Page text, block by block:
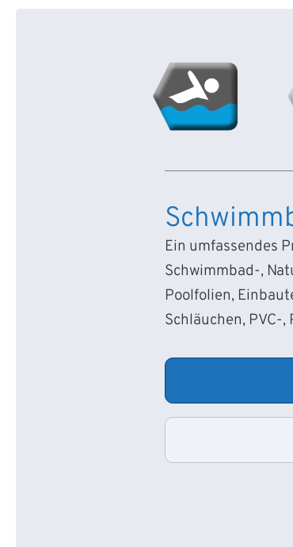
Ein umfassendes
Schwimmbad-,
Poolfolien,
Schläuchen, PVC-